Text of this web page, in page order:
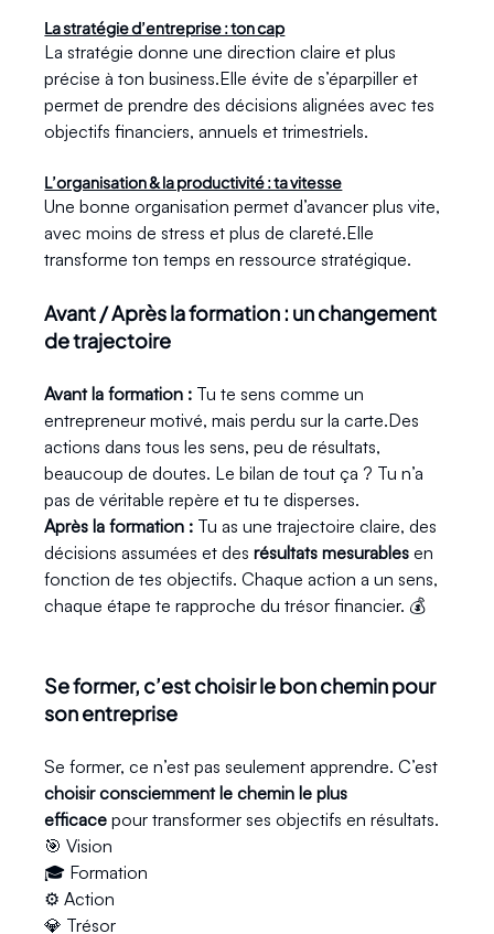
La stratégie d’entreprise : ton cap
La stratégie donne une direction claire et plus
précise à ton business.Elle évite de s’éparpiller et
permet de prendre des décisions alignées avec tes
objectifs financiers, annuels et trimestriels.
L’organisation & la productivité : ta vitesse
Une bonne organisation permet d’avancer plus vite,
avec moins de stress et plus de clareté.Elle
transforme ton temps en ressource stratégique.
Avant / Après la formation : un changement
de trajectoire
Avant la formation : Tu te sens comme un
entrepreneur motivé, mais perdu sur la carte.Des
actions dans tous les sens, peu de résultats,
beaucoup de doutes. Le bilan de tout ça ? Tu n’a
pas de véritable repère et tu te disperses.
Après la formation : Tu as une trajectoire claire, des
décisions assumées et des résultats mesurables en
fonction de tes objectifs. Chaque action a un sens,
chaque étape te rapproche du trésor financier. 💰
Se former, c’est choisir le bon chemin pour
son entreprise
Se former, ce n’est pas seulement apprendre. C’est
choisir consciemment le chemin le plus
efficace pour transformer ses objectifs en résultats.
🎯 Vision
🎓 Formation
⚙️ Action
💎 Trésor